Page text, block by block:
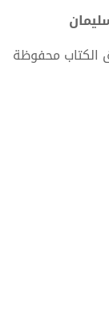
الكتاب محفوظة